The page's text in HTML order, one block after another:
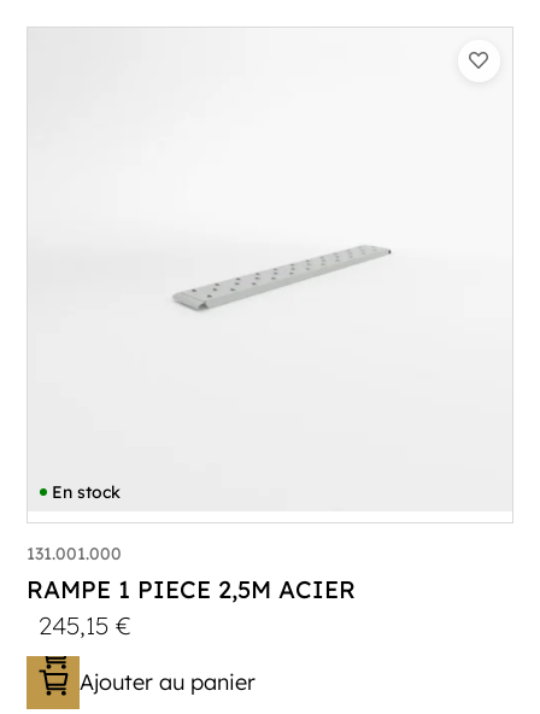
En stock
131.001.000
RAMPE 1 PIECE 2,5M ACIER
245,15€
Ajouter au panier